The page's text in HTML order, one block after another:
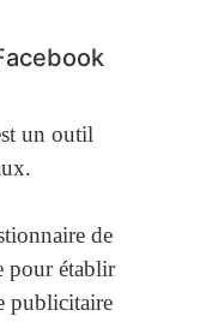
un outil
de
pour établir
publicitaire